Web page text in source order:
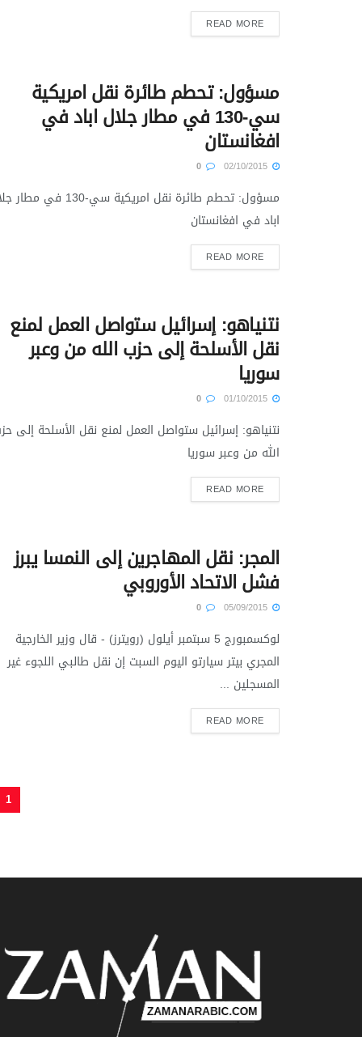
READ MORE
مسؤول: تحطم طائرة نقل امريكية
سي-130 في مطار جلال اباد في
افغانستان
مسؤول: تحطم طائرة نقل امريكية سي-130 في
اباد في افغانستان
READ MORE
نتنياهو: إسرائيل ستواصل العمل لمنع
نقل الأسلحة إلى حزب الله من وعبر
سوريا
نتنياهو: إسرائيل ستواصل العمل لمنع نقل الأسلحة إلى
الله من وعبر سوريا
READ MORE
المجر: نقل المهاجرين إلى النمسا يبرز
فشل الاتحاد الأوروبي
لوكسمبورج 5 سبتمبر أيلول (رويترز) - قال وزير الخارجية
المجري بيتر سيارتو اليوم السبت إن نقل طالبي اللجوء غير
المسجلين ...
READ MORE
1